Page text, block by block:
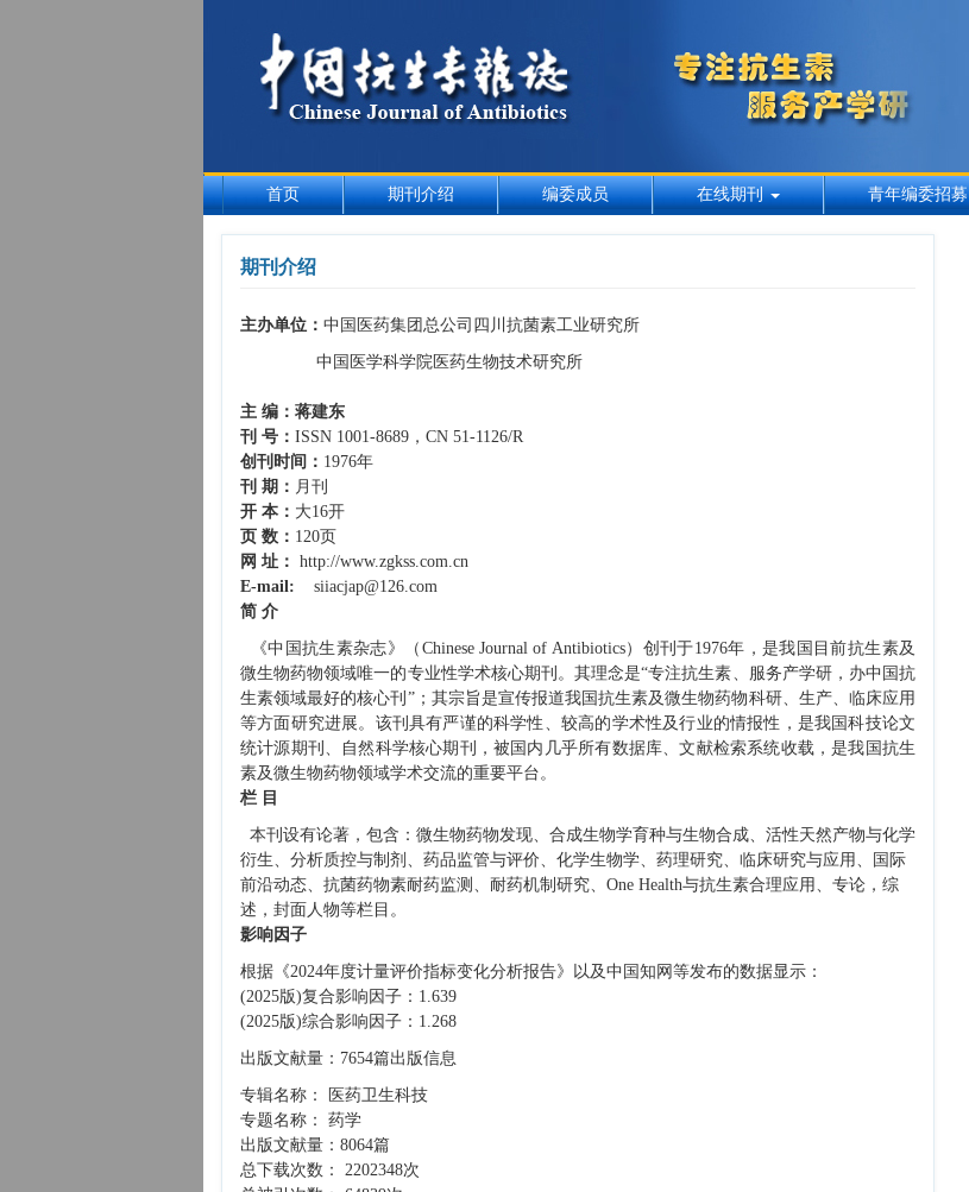
首页 期刊介绍 编委成员 在线期刊 青年编委招募
期刊介绍
主办单位： 中国医药集团总公司四川抗菌素工业研究所
中国医学科学院医药生物技术研究所
主 编：蒋建东
刊 号： ISSN 1001-8689，CN 51-1126/R
创刊时间： 1976年
刊 期： 月刊
开 本： 大16开
页 数： 120页
网 址： http://www.zgkss.com.cn
E-mail:
siiacjap@126.com
简 介
《中国抗生素杂志》（Chinese Journal of Antibiotics）创刊于1976年，是我国目前抗生素及
微生物药物领域唯一的专业性学术核心期刊。其理念是“专注抗生素、服务产学研，办中国抗
生素领域最好的核心刊”；其宗旨是宣传报道我国抗生素及微生物药物科研、生产、临床应用
等方面研究进展。该刊具有严谨的科学性、较高的学术性及行业的情报性，是我国科技论文
统计源期刊、自然科学核心期刊，被国内几乎所有数据库、文献检索系统收载，是我国抗生
素及微生物药物领域学术交流的重要平台。
栏 目
本刊设有论著，包含：微生物药物发现、合成生物学育种与生物合成、活性天然产物与化学
衍生、分析质控与制剂、药品监管与评价、化学生物学、药理研究、临床研究与应用、国际
前沿动态、抗菌药物素耐药监测、耐药机制研究、One Health与抗生素合理应用、专论，综
述，封面人物等栏目。
影响因子
根据《2024年度计量评价指标变化分析报告》以及中国知网等发布的数据显示：
(2025版)复合影响因子：1.639
(2025版)综合影响因子：1.268
出版文献量：7654篇出版信息
专辑名称： 医药卫生科技
专题名称： 药学
出版文献量：8064篇
总下载次数： 2202348次